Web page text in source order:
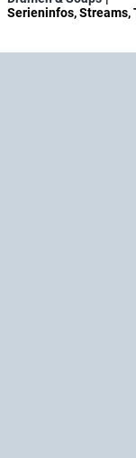
Serieninfos, Streams,